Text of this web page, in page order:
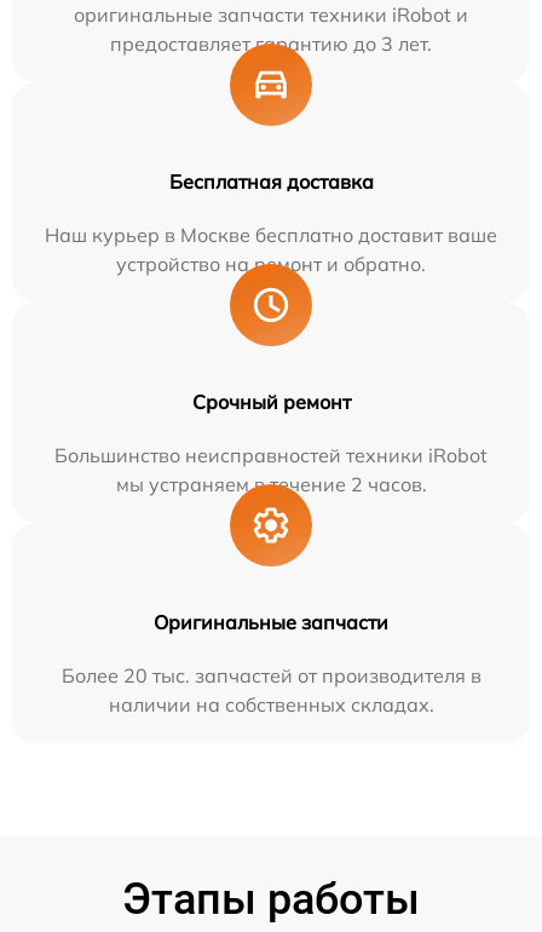
оригинальные запчасти техники iRobot и
предоставляет гарантию до 3 лет.
Бесплатная доставка
Наш курьер в Москве бесплатно доставит ваше
устройство на ремонт и обратно.
Срочный ремонт
Большинство неисправностей техники iRobot
мы устраняем в течение 2 часов.
Оригинальные запчасти
Более 20 тыс. запчастей от производителя в
наличии на собственных складах.
Этапы работы